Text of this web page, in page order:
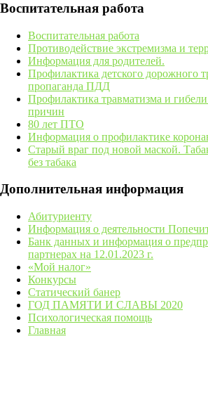
Воспитательная работа
Воспитательная работа
Противодействие экстремизма и
Информация для родителей.
Профилактика детского дорожного
пропаганда ПДД
Профилактика травматизма и
причин
80 лет ПТО
Информация о профилактике
Старый враг под новой маской.
без табака
Дополнительная информация
Абитуриенту
Информация о деятельности
Банк данных и информация о
партнерах на 12.01.2023 г.
«Мой налог»
Конкурсы
Статический банер
ГОД ПАМЯТИ И СЛАВЫ 2020
Психологическая помощь
Главная